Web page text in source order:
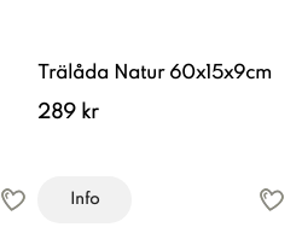
Trälåda Natur 60x15x9cm
289 kr
Info